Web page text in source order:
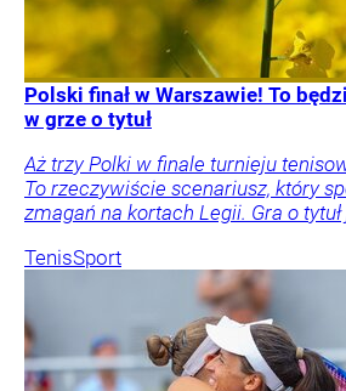
Polski finał w Warszawie! To
w grze o tytuł
Aż trzy Polki w finale turnieju
To rzeczywiście scenariusz, który
zmagań na kortach Legii. Gra o
TenisSport